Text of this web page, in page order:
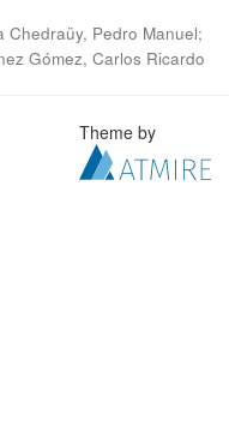
Chedraüy, Pedro Manuel;
Gómez, Carlos Ricardo
Theme by